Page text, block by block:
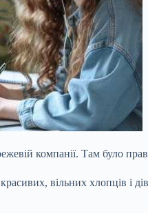
компанії. Там було
вільних хлопців і